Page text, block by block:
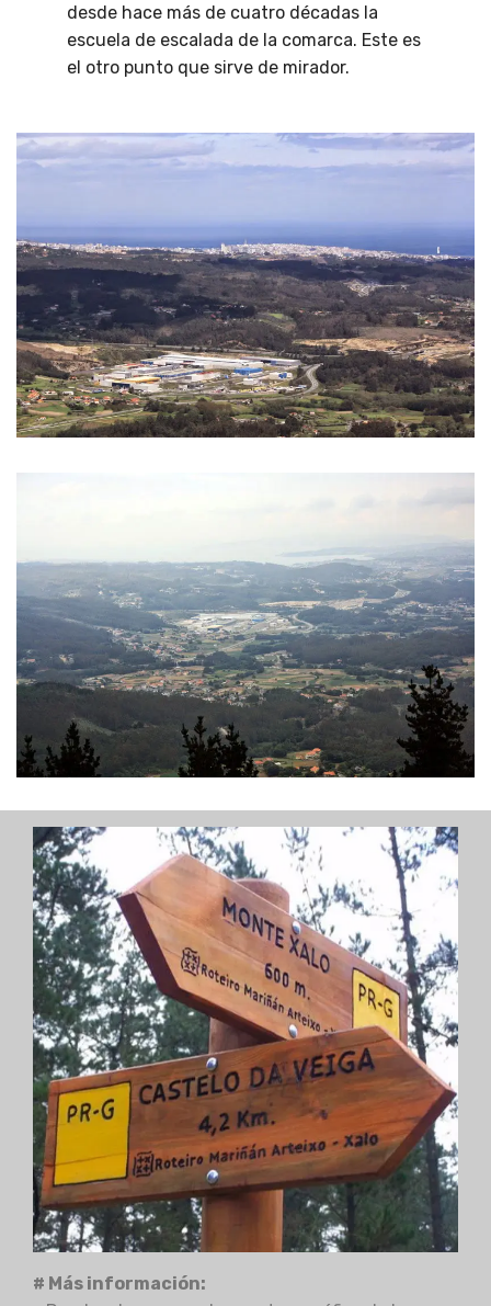
desde hace más de cuatro décadas la
escuela de escalada de la comarca. Este es
el otro punto que sirve de mirador.
# Más información: